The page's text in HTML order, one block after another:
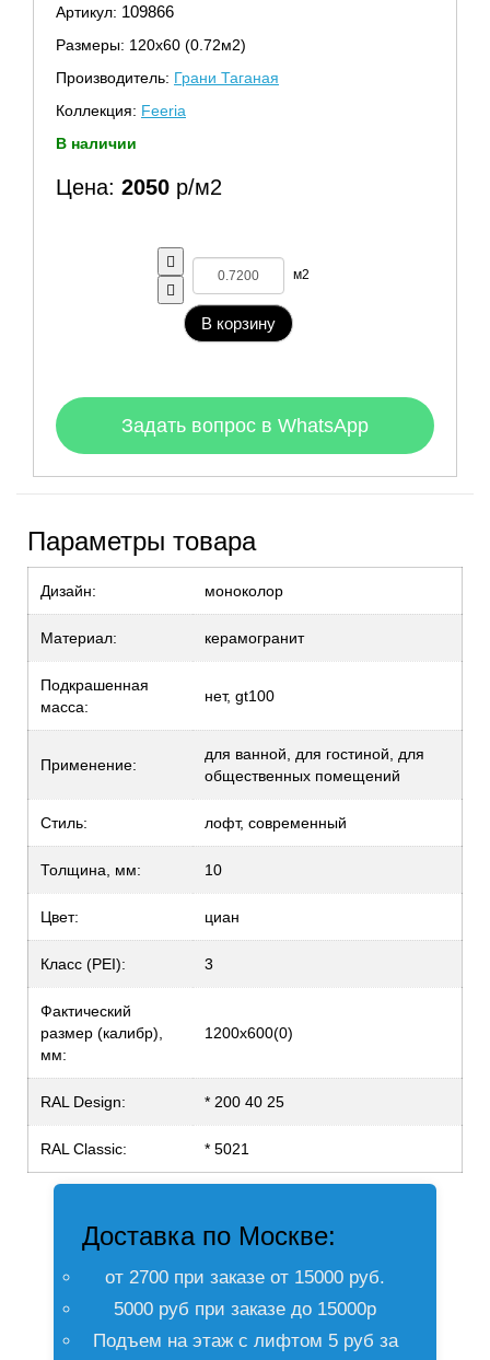
Артикул: 109866
Размеры: 120х60 (0.72м2)
Производитель: Грани Таганая
Коллекция: Feeria
В наличии
Цена: 2050 р/м2
м2
В корзину
Задать вопрос в WhatsApp
Параметры товара
Дизайн: моноколор
Материал: керамогранит
Подкрашенная
масса:
нет, gt100
Применение:
для ванной, для гостиной, для
общественных помещений
Стиль: лофт, современный
Толщина, мм: 10
Цвет: циан
Класс (PEI): 3
Фактический
размер (калибр),
мм:
1200х600(0)
RAL Design: * 200 40 25
RAL Classic: * 5021
Доставка по Москве:
от 2700 при заказе от 15000 руб.
5000 руб при заказе до 15000р
Подъем на этаж с лифтом 5 руб за